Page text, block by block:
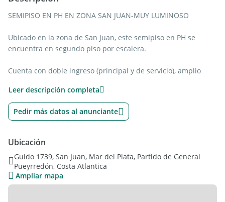
SEMIPISO EN PH EN ZONA SAN JUAN-MUY LUMINOSO
Ubicado en la zona de San Juan, este semipiso en PH se
encuentra en segundo piso por escalera.
Cuenta con doble ingreso (principal y de servicio), amplio
cocina separada, lavaderoindependiente y espacio de
guardado con termotanque.
para uso profesional.
Escucha oferta Acepta vehículo en parte de pago
Valor usd 79.900
Leer descripción completa
Pedir más datos al anunciante
Ubicación
Guido 1739, San Juan, Mar del Plata, Partido de General
Pueyrredón, Costa Atlantica
Ampliar mapa